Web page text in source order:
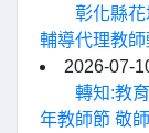
彰化縣
輔導代理教師
2026-07-
轉知:教
年教師節 敬